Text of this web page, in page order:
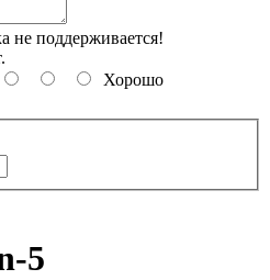
не поддерживается!
Хорошо
5